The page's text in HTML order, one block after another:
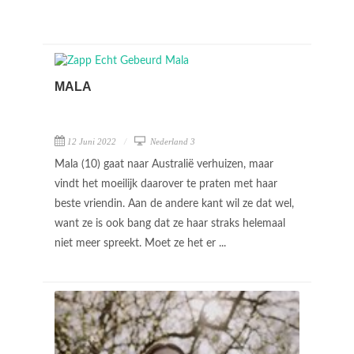
MALA
12 Juni 2022 Nederland 3
Mala (10) gaat naar Australië verhuizen, maar
vindt het moeilijk daarover te praten met haar
beste vriendin. Aan de andere kant wil ze dat wel,
want ze is ook bang dat ze haar straks helemaal
niet meer spreekt. Moet ze het er ...